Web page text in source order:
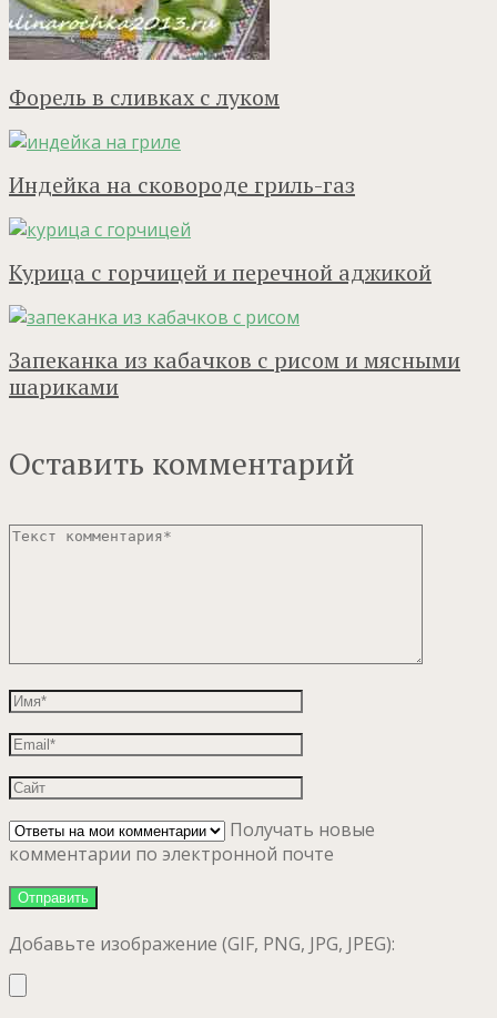
Форель в сливках с луком
Индейка на сковороде гриль-газ
Курица с горчицей и перечной аджикой
Запеканка из кабачков с рисом и мясными
шариками
Оставить комментарий
Получать новые
комментарии по электронной почте
Добавьте изображение (GIF, PNG, JPG, JPEG):